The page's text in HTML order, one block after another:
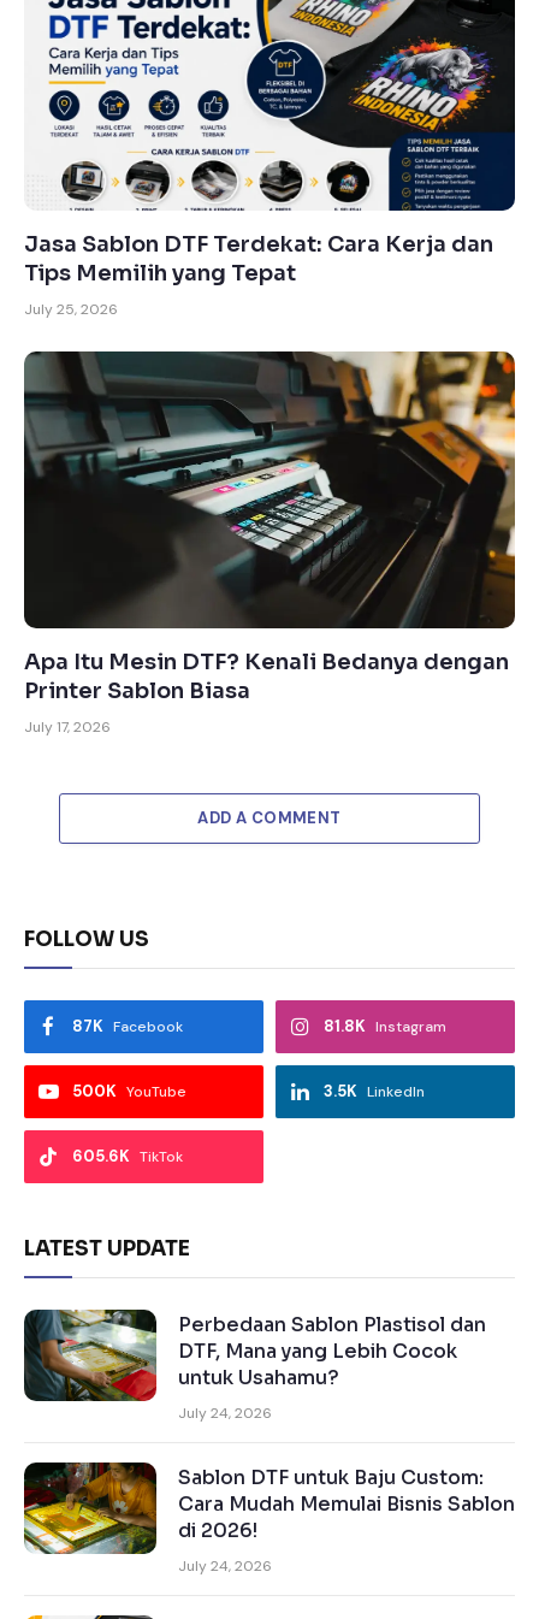
Jasa Sablon DTF Terdekat: Cara Kerja dan
Tips Memilih yang Tepat
July 25, 2026
Apa Itu Mesin DTF? Kenali Bedanya dengan
Printer Sablon Biasa
July 17, 2026
ADD A COMMENT
FOLLOW US
Facebook
87K Instagram
81.8K
YouTube
500K LinkedIn
3.5K
TikTok
605.6K
LATEST UPDATE
Perbedaan Sablon Plastisol dan
DTF, Mana yang Lebih Cocok
untuk Usahamu?
July 24, 2026
Sablon DTF untuk Baju Custom:
Cara Mudah Memulai Bisnis Sablon
di 2026!
July 24, 2026